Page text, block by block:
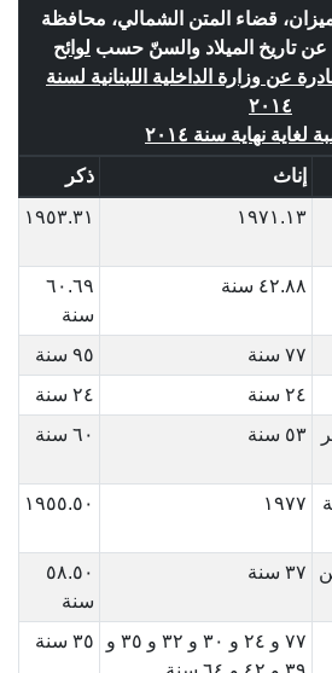
قضاء المتن الشمالي، محافظة
عن تاريخ الميلاد والسنّ حسب لوائح
عن وزارة الداخلية اللبنانية لسنة
٢٠١٤
نهاية سنة ٢٠١٤
إناث
ذكر
١٩٧١.١٣ ١٩٥٣.٣١
٤٢.٨٨ سنة
٦٠.٦٩
سنة
٧٧ سنة
٩٥ سنة
٢٤ سنة
٢٤ سنة
٥٣ سنة ٦٠ سنة
١٩٧٧ ١٩٥٥.٥٠
٣٧ سنة
٥٨.٥٠
سنة
٧٧ و ٢٤ و ٣٠ و ٣٢ و ٣٥ و
٣٥ سنة